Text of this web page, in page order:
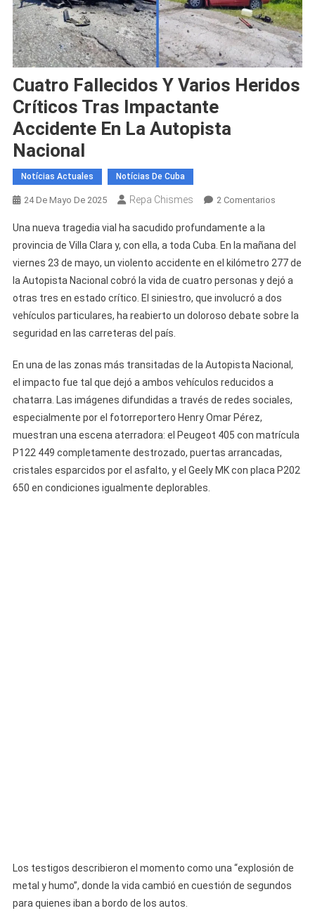
Cuatro Fallecidos Y Varios Heridos
Críticos Tras Impactante
Accidente En La Autopista
Nacional
Notícias Actuales Notícias De Cuba
24 De Mayo De 2025 Repa Chismes 2 ComentariosEn
Y
Varios
Heridos
Críticos
Tras
En
Autopista
Una nueva tragedia vial ha sacudido profundamente a la
provincia de Villa Clara y, con ella, a toda Cuba. En la mañana del
viernes 23 de mayo, un violento accidente en el kilómetro 277 de
la Autopista Nacional cobró la vida de cuatro personas y dejó a
otras tres en estado crítico. El siniestro, que involucró a dos
vehículos particulares, ha reabierto un doloroso debate sobre la
seguridad en las carreteras del país.
En una de las zonas más transitadas de la Autopista Nacional,
el impacto fue tal que dejó a ambos vehículos reducidos a
chatarra. Las imágenes difundidas a través de redes sociales,
especialmente por el fotorreportero Henry Omar Pérez,
muestran una escena aterradora: el Peugeot 405 con matrícula
P122 449 completamente destrozado, puertas arrancadas,
cristales esparcidos por el asfalto, y el Geely MK con placa P202
650 en condiciones igualmente deplorables.
Los testigos describieron el momento como una “explosión de
metal y humo”, donde la vida cambió en cuestión de segundos
para quienes iban a bordo de los autos.